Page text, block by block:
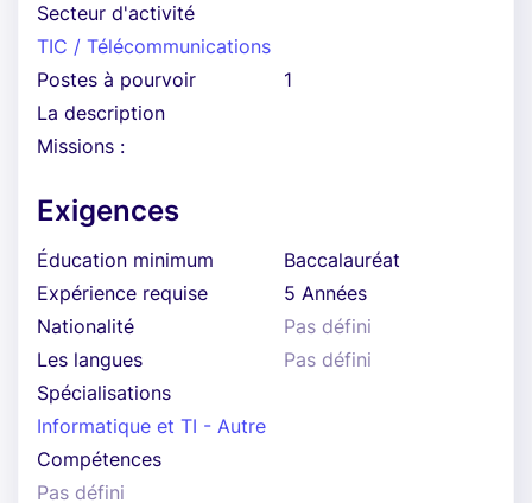
Secteur d'activité
TIC / Télécommunications
Postes à pourvoir
1
La description
Missions :
Exigences
Éducation minimum
Baccalauréat
Expérience requise
5 Années
Nationalité
Pas défini
Les langues
Pas défini
Spécialisations
Informatique et TI - Autre
Compétences
Pas défini